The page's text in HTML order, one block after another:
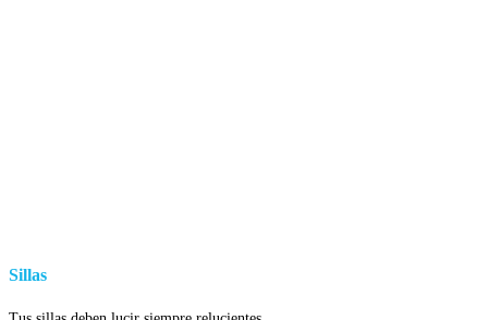
Sillas